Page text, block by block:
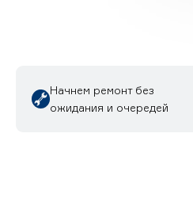
Начнем ремонт без
ожидания и очередей